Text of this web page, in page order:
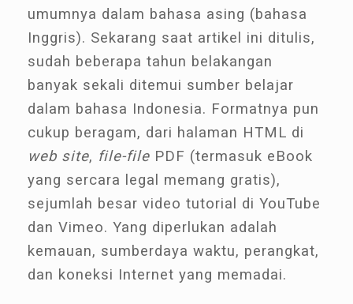
umumnya dalam bahasa asing (bahasa
Inggris). Sekarang saat artikel ini ditulis,
sudah beberapa tahun belakangan
banyak sekali ditemui sumber belajar
dalam bahasa Indonesia. Formatnya pun
cukup beragam, dari halaman HTML di
web site, file-file PDF (termasuk eBook
yang sercara legal memang gratis),
sejumlah besar video tutorial di YouTube
dan Vimeo. Yang diperlukan adalah
kemauan, sumberdaya waktu, perangkat,
dan koneksi Internet yang memadai.